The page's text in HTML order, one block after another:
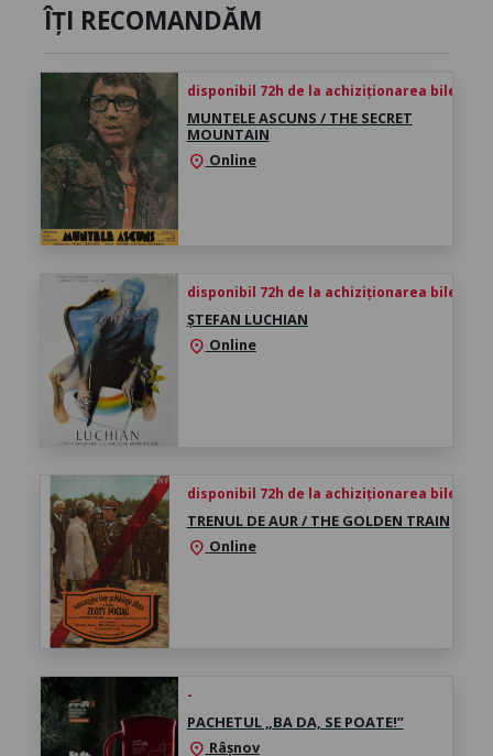
ÎȚI RECOMANDĂM
disponibil 72h de la achiziționarea biletului
MUNTELE ASCUNS / THE SECRET
MOUNTAIN
location_on Online
disponibil 72h de la achiziționarea biletului
ȘTEFAN LUCHIAN
location_on Online
disponibil 72h de la achiziționarea biletului
TRENUL DE AUR / THE GOLDEN TRAIN
location_on Online
-
PACHETUL „BA DA, SE POATE!”
location_on Râșnov